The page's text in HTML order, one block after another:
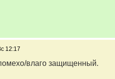
12:17
влаго защищенный.